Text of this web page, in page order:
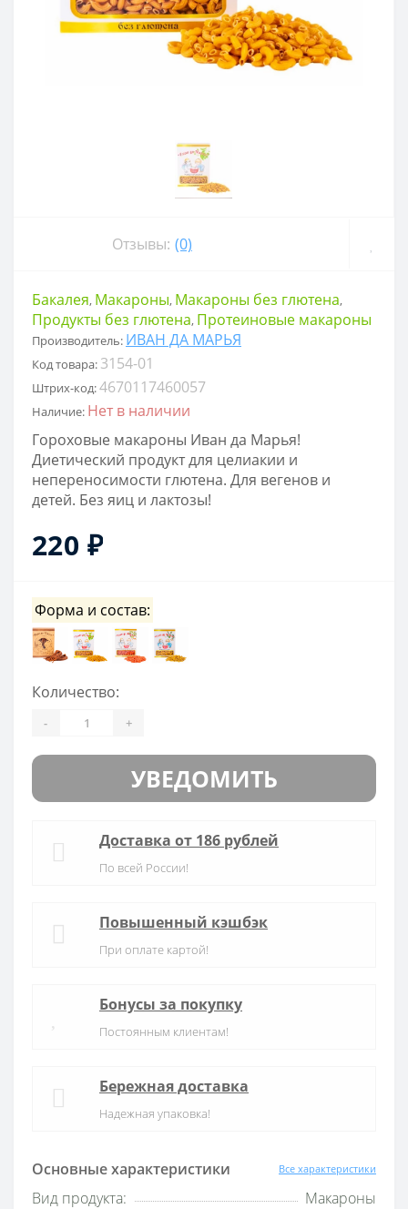
Отзывы: (0)
Бакалея, Макароны, Макароны без глютена,
Продукты без глютена, Протеиновые макароны
Производитель: ИВАН ДА МАРЬЯ
Код товара: 3154-01
Штрих-код:4670117460057
Наличие: Нет в наличии
Гороховые макароны Иван да Марья!
Диетический продукт для целиакии и
непереносимости глютена. Для вегенов и
детей. Без яиц и лактозы!
220 ₽
Основные характеристики Все характеристики
Вид продукта:
Макароны
Форма и состав:
Количество:
- +
УВЕДОМИТЬ
Доставка от 186 рублей
По всей России!
Повышенный кэшбэк
При оплате картой!
Бонусы за покупку
Постоянным клиентам!
Бережная доставка
Надежная упаковка!